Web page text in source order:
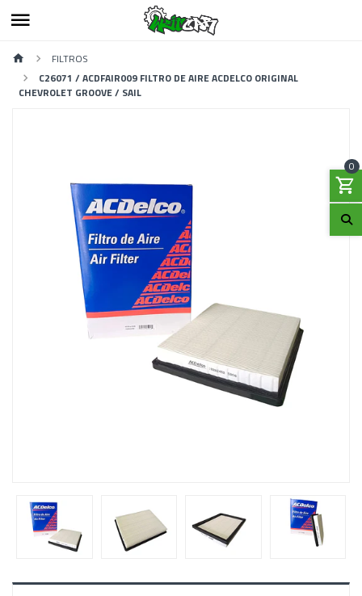
0
FILTROS
C26071 / ACDFAIR009 FILTRO DE AIRE ACDELCO ORIGINAL
CHEVROLET GROOVE / SAIL